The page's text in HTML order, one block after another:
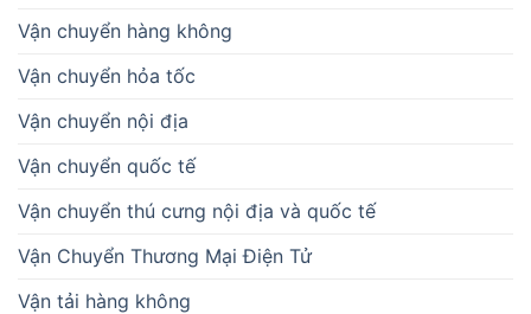
Vận chuyển hàng không
Vận chuyển hỏa tốc
Vận chuyển nội địa
Vận chuyển quốc tế
Vận chuyển thú cưng nội địa và quốc tế
Vận Chuyển Thương Mại Điện Tử
Vận tải hàng không